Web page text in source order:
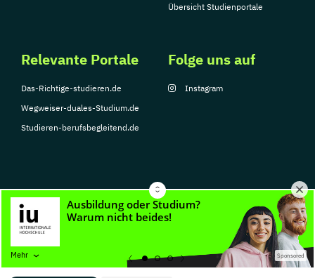
Mehr Sponsored
Übersicht Studienportale
Relevante Portale
Das-Richtige-studieren.de
Wegweiser-duales-Studium.de
Studieren-berufsbegleitend.de
Folge uns auf
Instagram
© Copyright 2026, TarGroup Media GmbH
Nutzungsbedingungen